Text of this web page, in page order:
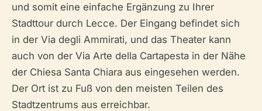
und somit eine einfache Ergänzung zu Ihrer
Stadttour durch Lecce. Der Eingang befindet sich
in der Via degli Ammirati, und das Theater kann
auch von der Via Arte della Cartapesta in der Nähe
der Chiesa Santa Chiara aus eingesehen werden.
Der Ort ist zu Fuß von den meisten Teilen des
Stadtzentrums aus erreichbar.